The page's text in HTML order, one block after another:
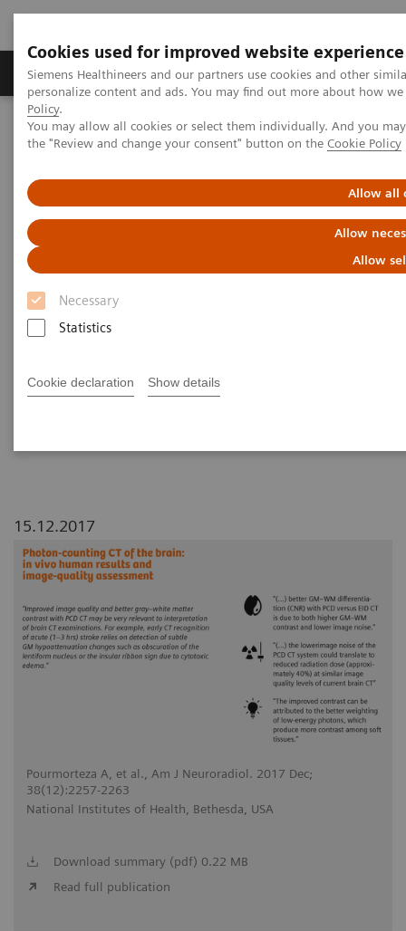
Cookies used for improved website experience
Siemens Healthineers and our partners use cookies and other
personalize content and ads. You may find out more about how
Policy.
You may allow all cookies or select them individually. And you
the "Review and change your consent" button on the Cookie Policy
Allow all
Allow
Allow
Necessary
Statistics
Cookie declaration Show details
Produits & services Domaines cliniques
Home Imagerie médicale
Tomodensitométrie
La gamme NAEOTOM Alpha
NAEOTOM Alpha®
Photon-counting CT of the brain: in vivo human results and image-
quality assessment
Photon-counting CT of the
brain: in vivo human results
and image-quality assessment
photon-counting detector (PCD) CT with
15.12.2017
Pourmorteza A, et al., Am J Neuroradiol. 2017 Dec;
38(12):2257-2263
National Institutes of Health, Bethesda, USA
Download summary (pdf) 0.22 MB
Read full publication